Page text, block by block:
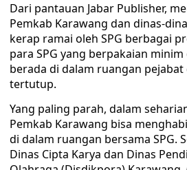
Dari pantauan Jabar Publisher,
Pemkab Karawang dan dinas-
kerap ramai oleh SPG berbagai
para SPG yang berpakaian
berada di dalam ruangan
tertutup.
Yang paling parah, dalam
Pemkab Karawang bisa
di dalam ruangan bersama SPG.
Dinas Cipta Karya dan Dinas